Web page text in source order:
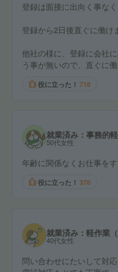
登録は面接に出向く事な
登録から2日後直ぐに働け
他社の様に、登録に会社
う事が無いので、直ぐに
役に立った！ 718
就業済み：事務的
50代女性
年齢に関係なくお仕事を
役に立った！ 378
就業済み：軽作業
40代女性
問い合わせにたいして対応